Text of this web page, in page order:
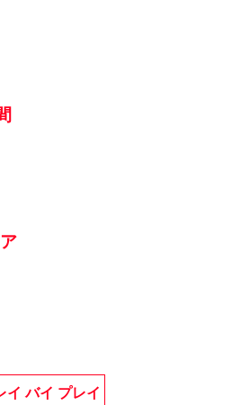
イ バイ プレイ